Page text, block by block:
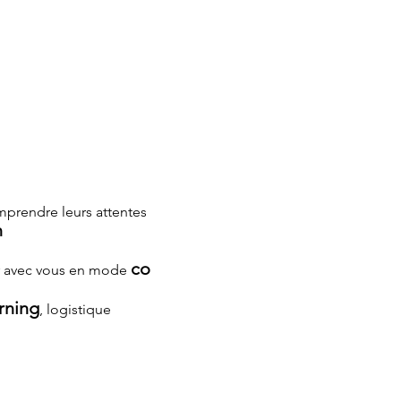
leurs attentes
vous en mode co
, logistique